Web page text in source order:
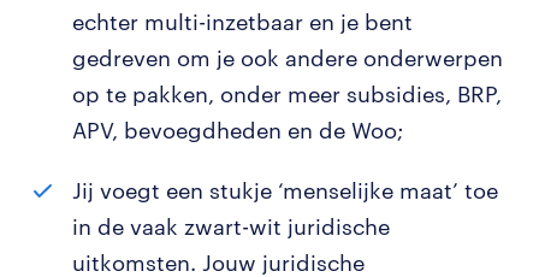
echter multi-inzetbaar en je bent
gedreven om je ook andere onderwerpen
op te pakken, onder meer subsidies, BRP,
APV, bevoegdheden en de Woo;
Jij voegt een stukje ‘menselijke maat’ toe
in de vaak zwart-wit juridische
uitkomsten. Jouw juridische